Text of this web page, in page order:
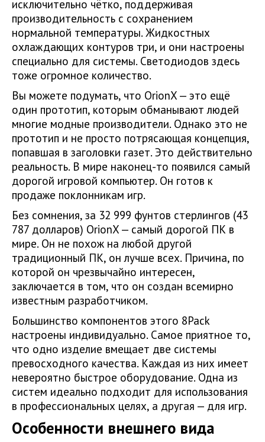
исключительно чётко, поддерживая
производительность с сохранением
нормальной температуры. Жидкостных
охлаждающих контуров три, и они настроены
специально для системы. Светодиодов здесь
тоже огромное количество.
Вы можете подумать, что OrionX — это ещё
один прототип, которым обманывают людей
многие модные производители. Однако это не
прототип и не просто потрясающая концепция,
попавшая в заголовки газет. Это действительно
реальность. В мире наконец-то появился самый
дорогой игровой компьютер. Он готов к
продаже поклонникам игр.
Без сомнения, за 32 999 фунтов стерлингов (43
787 долларов) OrionX — самый дорогой ПК в
мире. Он не похож на любой другой
традиционный ПК, он лучше всех. Причина, по
которой он чрезвычайно интересен,
заключается в том, что он создан всемирно
известным разработчиком.
Большинство компонентов этого 8Pack
настроены индивидуально. Самое приятное то,
что одно изделие вмещает две системы
превосходного качества. Каждая из них имеет
невероятно быстрое оборудование. Одна из
систем идеально подходит для использования
в профессиональных целях, а другая — для игр.
Особенности внешнего вида